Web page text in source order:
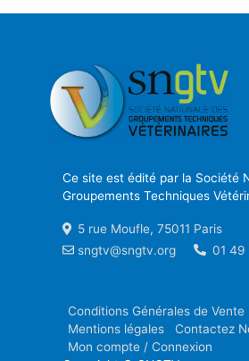
Ce site est édité par la Société
Groupements Techniques
5 rue Moufle, 75011 Paris
sngtv@sngtv.org
01 49
Conditions Générales de Vente
Mentions légales
Contactez
Mon compte / Connexion